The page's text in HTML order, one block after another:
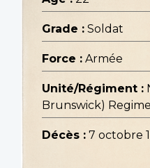
Grade : Soldat
Force : Armée
Unité/Régiment :
Brunswick)
Décès : 7 octobre